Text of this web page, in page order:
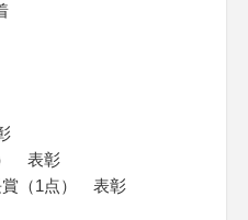
表彰
賞（1点） 表彰